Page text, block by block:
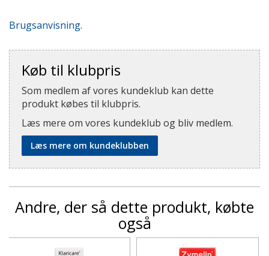
Brugsanvisning.
Køb til klubpris
Som medlem af vores kundeklub kan dette
produkt købes til klubpris.
Læs mere om vores kundeklub og bliv medlem.
Læs mere om kundeklubben
Andre, der så dette produkt, købte
også